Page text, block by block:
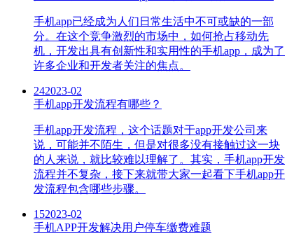
手机app已经成为人们日常生活中不可或缺的一部
分。在这个竞争激烈的市场中，如何抢占移动先
机，开发出具有创新性和实用性的手机app，成为了
许多企业和开发者关注的焦点。
242023-02
手机app开发流程有哪些？
手机app开发流程，这个话题对于app开发公司来
说，可能并不陌生，但是对很多没有接触过这一块
的人来说，就比较难以理解了。其实，手机app开发
流程并不复杂，接下来就带大家一起看下手机app开
发流程包含哪些步骤。
152023-02
手机APP开发解决用户停车缴费难题